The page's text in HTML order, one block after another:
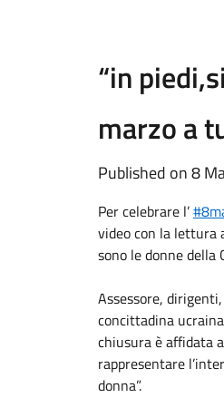
“in
marzo a
Published on 8
Per celebrare l’
video con la lettura
sono le donne della
Assessore,
concittadina
chiusura è affidata
rappresentare
donna”.